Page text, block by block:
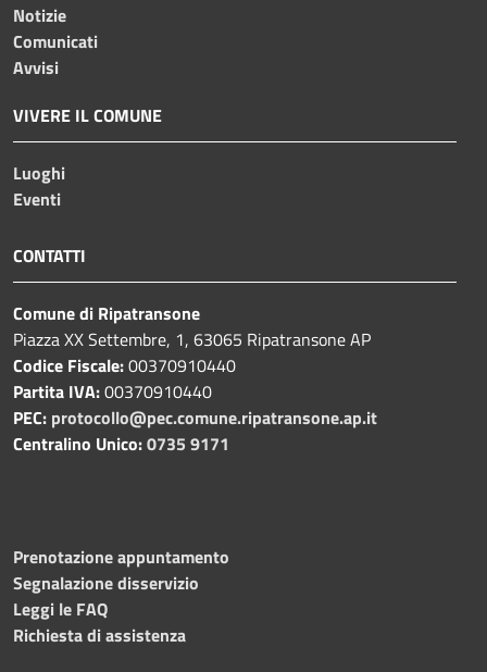
Notizie
Comunicati
Avvisi
VIVERE IL COMUNE
Luoghi
Eventi
CONTATTI
Comune di Ripatransone
Piazza XX Settembre, 1, 63065 Ripatransone AP
Codice Fiscale:00370910440
Partita IVA:00370910440
PEC: protocollo@pec.comune.ripatransone.ap.it
Centralino Unico:0735 9171
Prenotazione appuntamento
Segnalazione disservizio
Leggi le FAQ
Richiesta di assistenza